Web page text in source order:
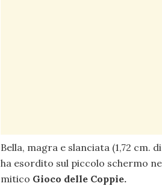
Bella, magra e slanciata (1,72 cm.
ha esordito sul piccolo schermo
mitico Gioco delle Coppie.